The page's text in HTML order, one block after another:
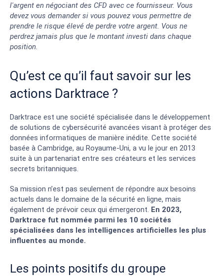
l'argent en négociant des CFD avec ce fournisseur. Vous
devez vous demander si vous pouvez vous permettre de
prendre le risque élevé de perdre votre argent. Vous ne
perdrez jamais plus que le montant investi dans chaque
position.
Qu’est ce qu’il faut savoir sur les
actions Darktrace ?
Darktrace est une société spécialisée dans le développement
de solutions de cybersécurité avancées visant à protéger des
données informatiques de manière inédite. Cette société
basée à Cambridge, au Royaume-Uni, a vu le jour en 2013
suite à un partenariat entre ses créateurs et les services
secrets britanniques.
Sa mission n’est pas seulement de répondre aux besoins
actuels dans le domaine de la sécurité en ligne, mais
également de prévoir ceux qui émergeront. En 2023,
Darktrace fut nommée parmi les 10 sociétés
spécialisées dans les intelligences artificielles les plus
influentes au monde.
Les points positifs du groupe